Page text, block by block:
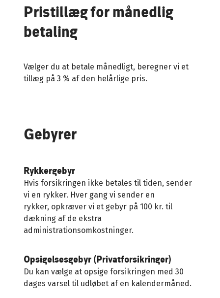
Pristillæg for månedlig
betaling
Vælger du at betale månedligt, beregner vi et
tillæg på 3 % af den helårlige pris.
Gebyrer
Rykkergebyr
Hvis forsikringen ikke betales til tiden, sender
vi en rykker. Hver gang vi sender en
rykker, opkræver vi et gebyr på 100 kr. til
dækning af de ekstra
administrationsomkostninger.
Opsigelsesgebyr (Privatforsikringer)
Du kan vælge at opsige forsikringen med 30
dages varsel til udløbet af en kalendermåned.